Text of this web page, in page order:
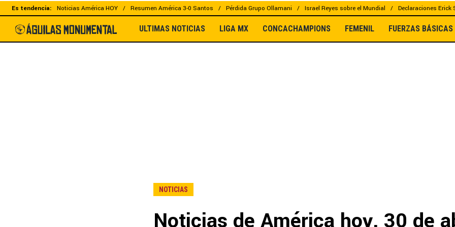
Es tendencia: Noticias América HOY Resumen América 3-0 Santos Pérdida Grupo Ollamani Israel Reyes sobre el Mundial Declaraciones Erick
ULTIMAS NOTICIAS LIGA MX CONCACHAMPIONS FEMENIL FUERZAS BÁSICAS
NOTICIAS
Noticias de América hoy, 30 de